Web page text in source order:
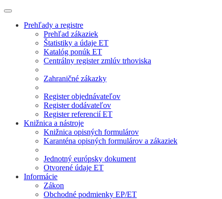
Prehľady a registre
Prehľad zákaziek
Štatistiky a údaje ET
Katalóg ponúk ET
Centrálny register zmlúv trhoviska
Zahraničné zákazky
Register objednávateľov
Register dodávateľov
Register referencií ET
Knižnica a nástroje
Knižnica opisných formulárov
Karanténa opisných formulárov a zákaziek
Jednotný európsky dokument
Otvorené údaje ET
Informácie
Zákon
Obchodné podmienky EP/ET